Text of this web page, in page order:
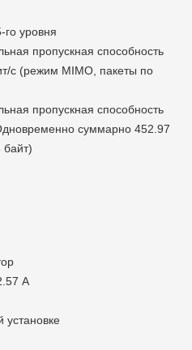
го уровня
пропускная способность
с (режим MIMO, пакеты по
пропускная способность
суммарно 452.97
А
установке